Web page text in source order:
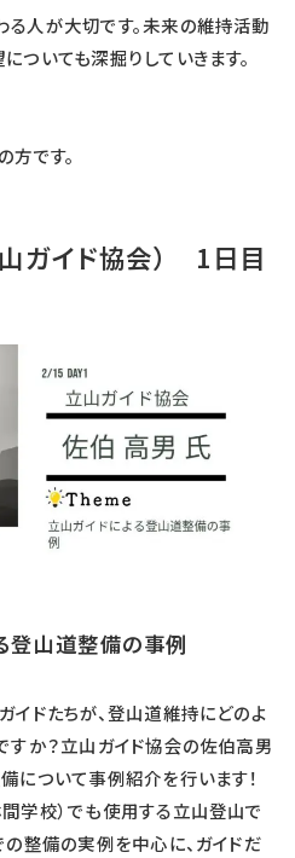
人が大切です。未来の維持活動
ついても深掘りしていきます。
です。
ガイド協会） 1日目
登山道整備の事例
イドたちが、登山道維持にどのよ
すか？立山ガイド協会の佐伯高男
について事例紹介を行います！
学校）でも使用する立山登山で
の整備の実例を中心に、ガイドだ